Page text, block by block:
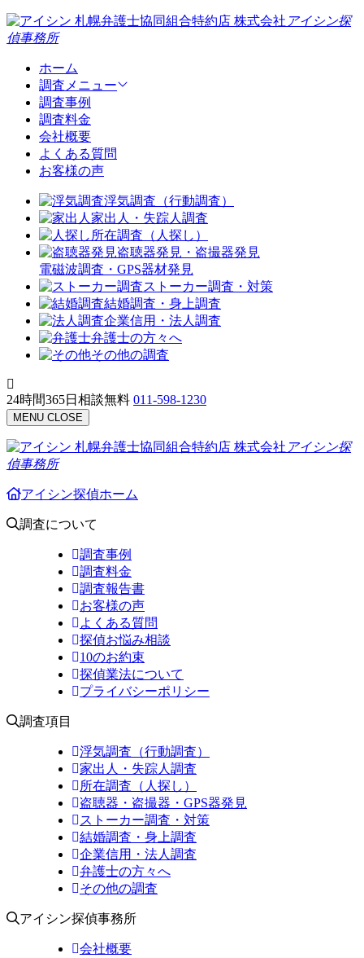
札幌弁護士協同組合特約店 株式会社 アイシン探
偵事務所
ホーム
調査メニュー
調査事例
調査料金
会社概要
よくある質問
お客様の声
浮気調査（行動調査）
家出人・失踪人調査
所在調査（人探し）
盗聴器発見・盗撮器発見
電磁波調査・GPS器材発見
ストーカー調査・対策
結婚調査・身上調査
企業信用・法人調査
弁護士の方々へ
その他の調査
24時間365日相談無料 011-598-1230
MENU CLOSE
札幌弁護士協同組合特約店 株式会社 アイシン探
偵事務所
アイシン探偵ホーム
調査について
調査事例
調査料金
調査報告書
お客様の声
よくある質問
探偵お悩み相談
10のお約束
探偵業法について
プライバシーポリシー
調査項目
浮気調査（行動調査）
家出人・失踪人調査
所在調査（人探し）
盗聴器・盗撮器・GPS器発見
ストーカー調査・対策
結婚調査・身上調査
企業信用・法人調査
弁護士の方々へ
その他の調査
アイシン探偵事務所
会社概要